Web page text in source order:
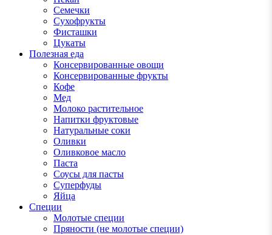
Семечки
Сухофрукты
Фисташки
Цукаты
Полезная еда
Консервированные овощи
Консервированные фрукты
Кофе
Мед
Молоко растительное
Напитки фруктовые
Натуральные соки
Оливки
Оливковое масло
Паста
Соусы для пасты
Суперфуды
Яйца
Специи
Молотые специи
Пряности (не молотые специи)